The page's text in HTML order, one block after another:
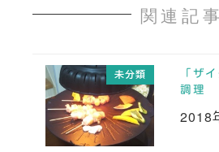
関連記事
未分類
「ザ
調理
投稿
2018